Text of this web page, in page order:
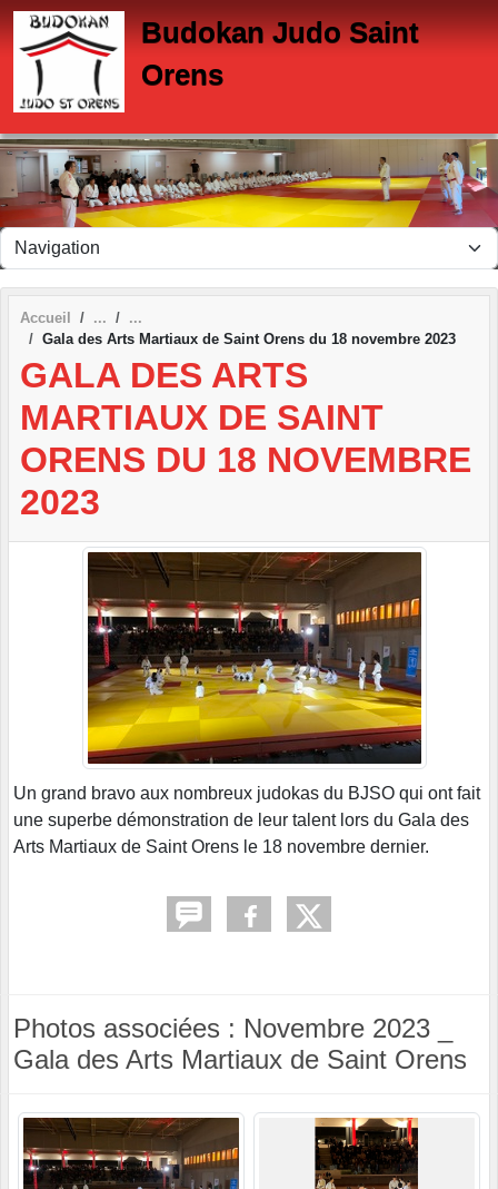
Budokan Judo Saint
Orens
Accueil
Gala des Arts Martiaux de Saint Orens du 18 novembre 2023
GALA DES ARTS
MARTIAUX DE SAINT
ORENS DU 18 NOVEMBRE
2023
Un grand bravo aux nombreux judokas du BJSO qui ont fait
une superbe démonstration de leur talent lors du Gala des
Arts Martiaux de Saint Orens le 18 novembre dernier.
Photos associées : Novembre 2023 _
Gala des Arts Martiaux de Saint Orens
Panneau de gestion des cookies